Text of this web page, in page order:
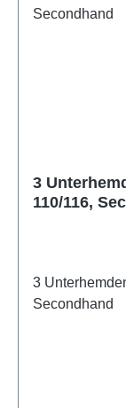
3
110/116,
3
Secondhand